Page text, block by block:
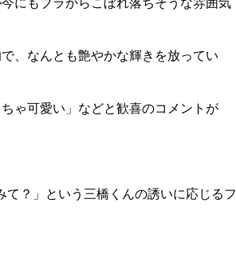
、なんとも艶やかな輝きを放ってい
ゃ可愛い」などと歓喜のコメントが
？」という三橋くんの誘いに応じるフ